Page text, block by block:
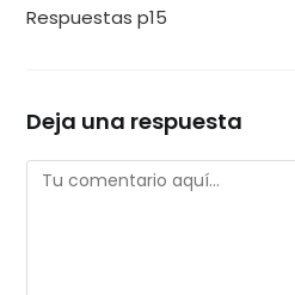
Respuestas p15
Deja una respuesta
Comentario